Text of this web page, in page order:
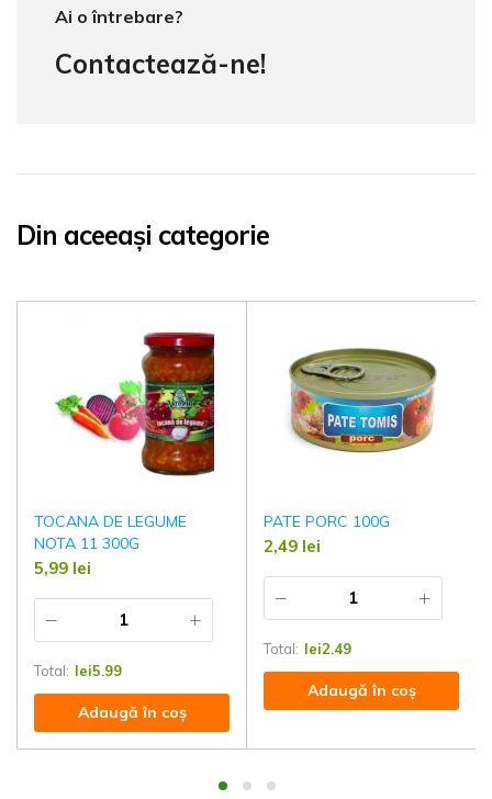
Ai o întrebare?
Contactează-ne!
Din aceeași categorie
TOCANA DE LEGUME
NOTA 11 300G
5,99 lei
Total: lei5.99
Adaugă în coș
PATE PORC 100G
2,49 lei
Total: lei2.49
Adaugă în coș